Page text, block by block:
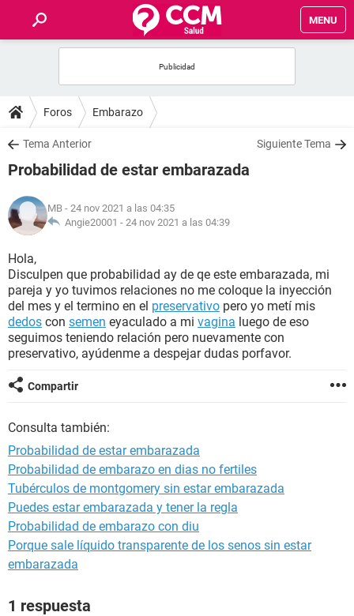
MENU
FOROS
SALUD
NUTRICIÓN
BIENESTAR
SEXUALIDAD
GLOSARIO
Foros Embarazo
Tema Anterior Siguiente Tema
Probabilidad de estar embarazada
MB - 24 nov 2021 a las 04:35
Angie20001 - 24 nov 2021 a las 04:39
Hola,
Disculpen que probabilidad ay de qe este embarazada, mi
pareja y yo tuvimos relaciones no me coloque la inyección
del mes y el termino en el preservativo pero yo metí mis
dedos con semen eyaculado a mi vagina luego de eso
seguimos teniendo relación pero nuevamente con
preservativo, ayúdenme a despejar dudas porfavor.
Compartir
Consulta también:
Probabilidad de estar embarazada
Probabilidad de embarazo en dias no fertiles
Tubérculos de montgomery sin estar embarazada
Puedes estar embarazada y tener la regla
Probabilidad de embarazo con diu
Porque sale líquido transparente de los senos sin estar
embarazada
1 respuesta